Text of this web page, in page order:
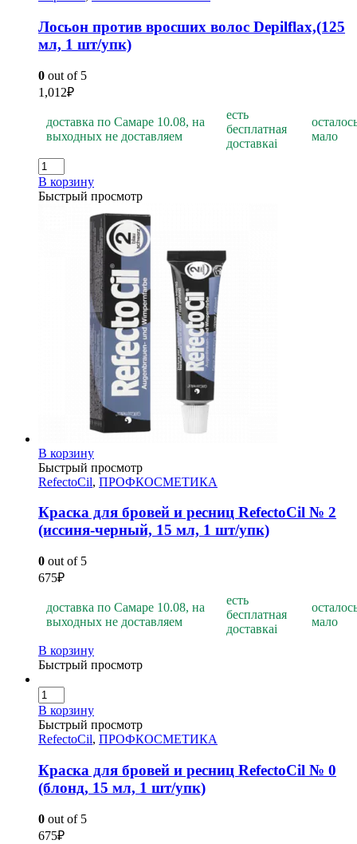
Лосьон против вросших волос Depilflах,(125
мл, 1 шт/упк)
0 out of 5
1,012₽
доставка по Самаре 10.08, на
выходных не доставляем
есть
бесплатная
доставкаi
мало
В корзину
Быстрый просмотр
В корзину
Быстрый просмотр
RefectoCil, ПРОФКОСМЕТИКА
Краска для бровей и ресниц RefectoCil № 2
(иссиня-черный, 15 мл, 1 шт/упк)
0 out of 5
675₽
доставка по Самаре 10.08, на
выходных не доставляем
есть
бесплатная
доставкаi
мало
В корзину
Быстрый просмотр
В корзину
Быстрый просмотр
RefectoCil, ПРОФКОСМЕТИКА
Краска для бровей и ресниц RefectoCil № 0
(блонд, 15 мл, 1 шт/упк)
0 out of 5
675₽